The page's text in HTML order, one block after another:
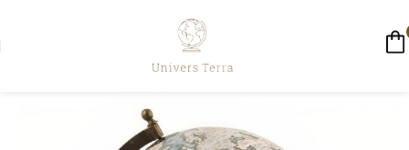
☀️ LIVRAISON GRATUITE AUJOURD'HUI ☀️